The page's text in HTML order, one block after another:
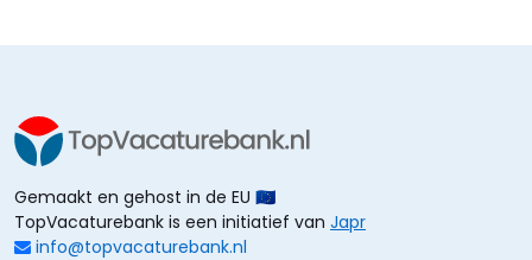
Gemaakt en gehost in de EU 🇪🇺
TopVacaturebank is een initiatief van Japr
info@topvacaturebank.nl